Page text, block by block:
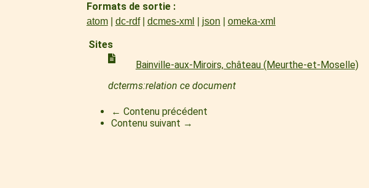
Formats de sortie
atom dc-rdf dcmes-xml json omeka-xml
Sites
Bainville-aux-Miroirs, château (Meurthe-et-Moselle)
dcterms:relation ce document
← Contenu précédent
Contenu suivant →